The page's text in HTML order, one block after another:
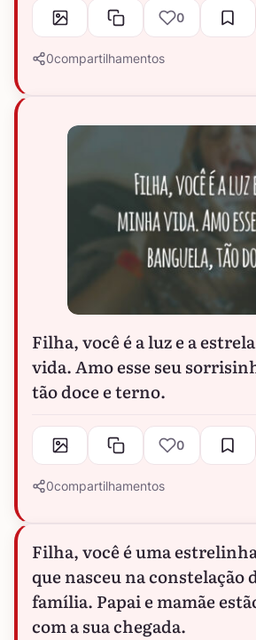
0
0compartilhamentos
Filha, você é a luz e a
vida. Amo esse seu
tão doce e terno.
0
0compartilhamentos
Filha, você é uma
que nasceu na constelação
família. Papai e mamãe
com a sua chegada.